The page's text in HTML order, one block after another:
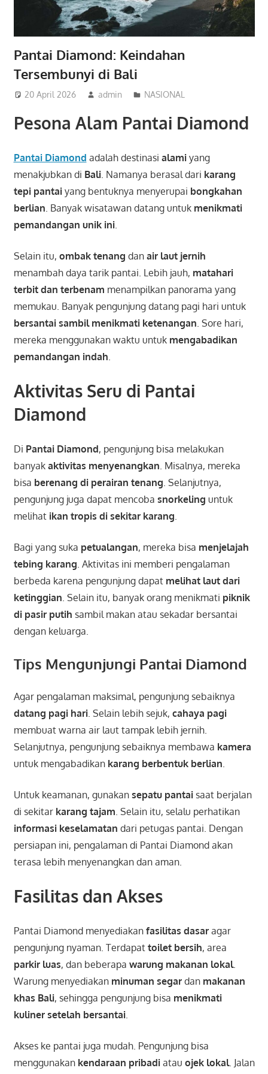
Pantai Diamond: Keindahan
Tersembunyi di Bali
20 April 2026 admin NASIONAL
Pesona Alam Pantai Diamond
Pantai Diamond adalah destinasi alamiyang
menakjubkan di Bali. Namanya berasal dari karang
tepi pantaiyang bentuknya menyerupai bongkahan
berlian . Banyak wisatawan datang untuk menikmati
pemandangan unik ini.
Selain itu, ombak tenang dan air laut jernih
menambah daya tarik pantai. Lebih jauh, matahari
terbit dan terbenam menampilkan panorama yang
memukau. Banyak pengunjung datang pagi hari untuk
bersantai sambil menikmati ketenangan . Sore hari,
mereka menggunakan waktu untuk mengabadikan
pemandangan indah
Aktivitas Seru di Pantai
Diamond
Di Pantai Diamond, pengunjung bisa melakukan
banyak aktivitas menyenangkan . Misalnya, mereka
bisa berenang di perairan tenang . Selanjutnya,
pengunjung juga dapat mencoba snorkeling untuk
melihat ikan tropis di sekitar karang
Bagi yang suka petualangan, mereka bisa menjelajah
tebing karang . Aktivitas ini memberi pengalaman
berbeda karena pengunjung dapat melihat laut dari
ketinggian . Selain itu, banyak orang menikmati piknik
di pasir putih sambil makan atau sekadar bersantai
dengan keluarga.
Tips Mengunjungi Pantai Diamond
Agar pengalaman maksimal, pengunjung sebaiknya
datang pagi hari. Selain lebih sejuk, cahaya pagi
membuat warna air laut tampak lebih jernih.
Selanjutnya, pengunjung sebaiknya membawa kamera
untuk mengabadikan karang berbentuk berlian
Untuk keamanan, gunakan sepatu pantaisaat berjalan
di sekitar karang tajam . Selain itu, selalu perhatikan
informasi keselamatan dari petugas pantai. Dengan
persiapan ini, pengalaman di Pantai Diamond akan
terasa lebih menyenangkan dan aman.
Fasilitas dan Akses
Pantai Diamond menyediakan fasilitas dasaragar
pengunjung nyaman. Terdapat toilet bersih, area
parkir luas, dan beberapa warung makanan lokal.
Warung menyediakan minuman segardan makanan
khas Bali, sehingga pengunjung bisa menikmati
kuliner setelah bersantai.
Akses ke pantai juga mudah. Pengunjung bisa
menggunakan kendaraan pribadiatau ojek lokal. Jalan